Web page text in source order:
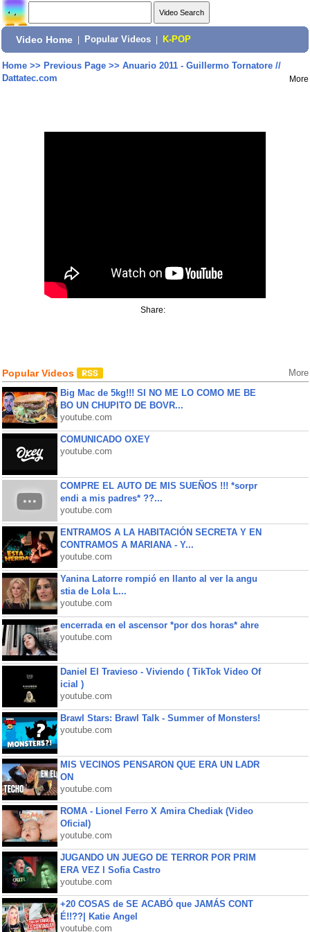
Video Home Popular Videos K-POP
Home>> Previous Page>> Anuario 2011 - Guillermo Tornatore //
Dattatec.com
More
Share:
Popular Videos More
Big Mac de 5kg!!! SI NO ME LO COMO ME BE
BO UN CHUPITO DE BOVR...
youtube.com
COMUNICADO OXEY
youtube.com
COMPRE EL AUTO DE MIS SUEÑOS !!! *sorpr
endi a mis padres* ??...
youtube.com
ENTRAMOS A LA HABITACIÓN SECRETA Y EN
CONTRAMOS A MARIANA - Y...
youtube.com
Yanina Latorre rompió en llanto al ver la angu
stia de Lola L...
youtube.com
encerrada en el ascensor *por dos horas* ahre
youtube.com
Daniel El Travieso - Viviendo ( TikTok Video Of
icial )
youtube.com
Brawl Stars: Brawl Talk - Summer of Monsters!
youtube.com
MIS VECINOS PENSARON QUE ERA UN LADR
ON
youtube.com
ROMA - Lionel Ferro X Amira Chediak (Video
Oficial)
youtube.com
JUGANDO UN JUEGO DE TERROR POR PRIM
ERA VEZ l Sofia Castro
youtube.com
+20 COSAS de SE ACABÓ que JAMÁS CONT
É!!??| Katie Angel
youtube.com